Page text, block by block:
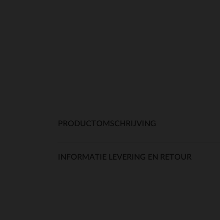
PRODUCTOMSCHRIJVING
INFORMATIE LEVERING EN RETOUR